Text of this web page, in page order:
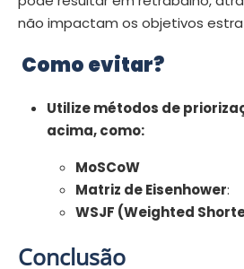
não impactam os objetivos
Como evitar?
Utilize métodos de
acima, como:
MoSCoW
Matriz de Eisenhower:
WSJF (Weighted
Conclusão